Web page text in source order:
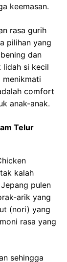
keemasan.
rasa gurih
pilihan yang
dan
si kecil
menikmati
comfort
anak-anak.
Telur
kalah
pulen
arik yang
(nori) yang
rasa yang
sehingga